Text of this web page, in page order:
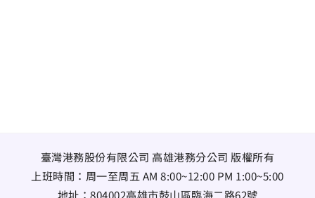
臺灣港務股份有限公司 高雄港務分公司 版權所有
上班時間：周一至周五 AM 8:00~12:00 PM 1:00~5:00
地址： 804002高雄市鼓山區臨海二路62號